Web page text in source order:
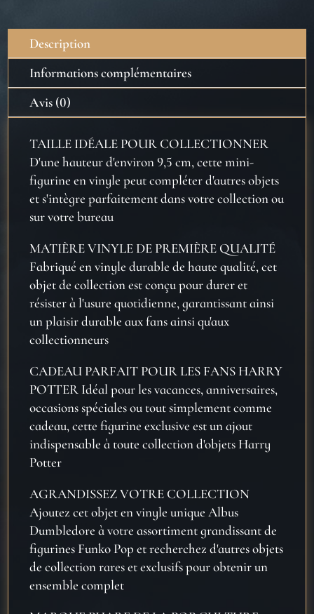
Patronus
Dumbledore
Description
Informations complémentaires
Avis (0)
TAILLE IDÉALE POUR COLLECTIONNER
D'une hauteur d'environ 9,5 cm, cette mini-
figurine en vinyle peut compléter d'autres objets
et s'intègre parfaitement dans votre collection ou
sur votre bureau
MATIÈRE VINYLE DE PREMIÈRE QUALITÉ
Fabriqué en vinyle durable de haute qualité, cet
objet de collection est conçu pour durer et
résister à l'usure quotidienne, garantissant ainsi
un plaisir durable aux fans ainsi qu'aux
collectionneurs
CADEAU PARFAIT POUR LES FANS HARRY
POTTER Idéal pour les vacances, anniversaires,
occasions spéciales ou tout simplement comme
cadeau, cette figurine exclusive est un ajout
indispensable à toute collection d'objets Harry
Potter
AGRANDISSEZ VOTRE COLLECTION
Ajoutez cet objet en vinyle unique Albus
Dumbledore à votre assortiment grandissant de
figurines Funko Pop et recherchez d'autres objets
de collection rares et exclusifs pour obtenir un
ensemble complet